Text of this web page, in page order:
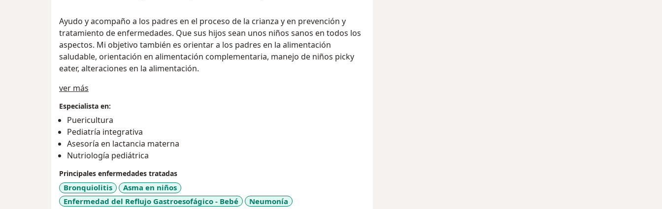
Ayudo y acompaño a los padres en el proceso de la crianza y en prevención y
tratamiento de enfermedades. Que sus hijos sean unos niños sanos en todos los
aspectos. Mi objetivo también es orientar a los padres en la alimentación
saludable, orientación en alimentación complementaria, manejo de niños picky
eater, alteraciones en la alimentación.
ver más
Especialista en:
Puericultura
Pediatría integrativa
Asesoría en lactancia materna
Nutriología pediátrica
Principales enfermedades tratadas
Bronquiolitis
Asma en niños
Enfermedad del Reflujo Gastroesofágico - Bebé
Neumonía